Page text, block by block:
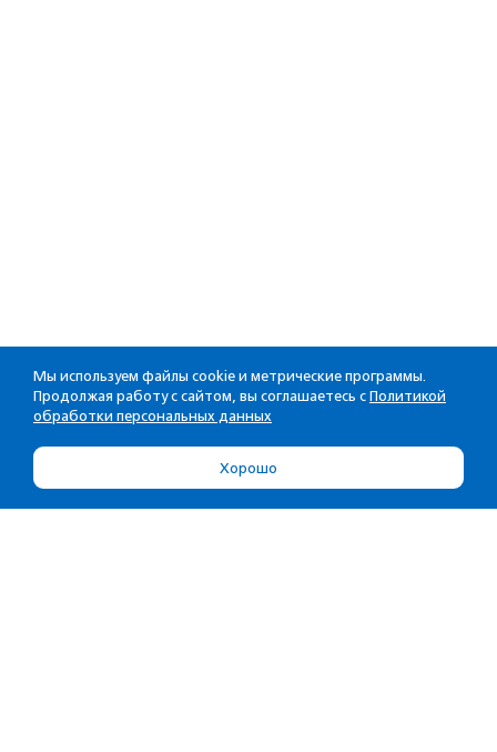
Мы используем файлы cookie и метрические программы.
Продолжая работу с сайтом, вы соглашаетесь с Политикой
обработки персональных данных
Хорошо